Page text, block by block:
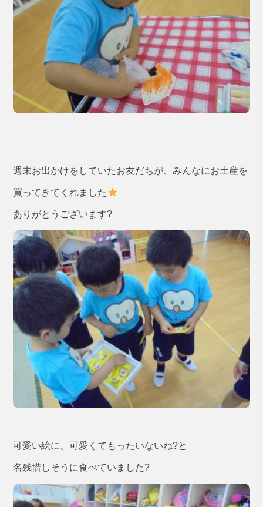
週末お出かけをしていたお友だちが、みんなにお土産を
買ってきてくれました
ありがとうございます?
可愛い絵に、可愛くてもったいないね?と
名残惜しそうに食べていました?